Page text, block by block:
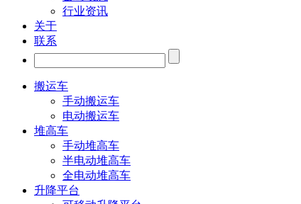
行业资讯
关于
联系
搬运车
手动搬运车
电动搬运车
堆高车
手动堆高车
半电动堆高车
全电动堆高车
升降平台